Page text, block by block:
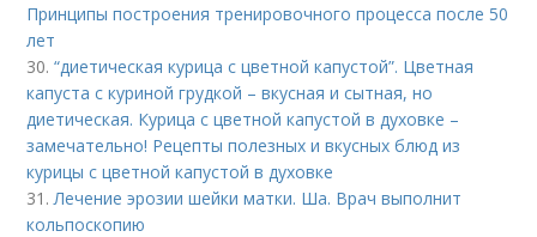
Принципы построения тренировочного процесса после 50
лет
30.“диетическая курица с цветной капустой”. Цветная
капуста с куриной грудкой – вкусная и сытная, но
диетическая. Курица с цветной капустой в духовке –
замечательно! Рецепты полезных и вкусных блюд из
курицы с цветной капустой в духовке
31.Лечение эрозии шейки матки. Ша. Врач выполнит
кольпоскопию